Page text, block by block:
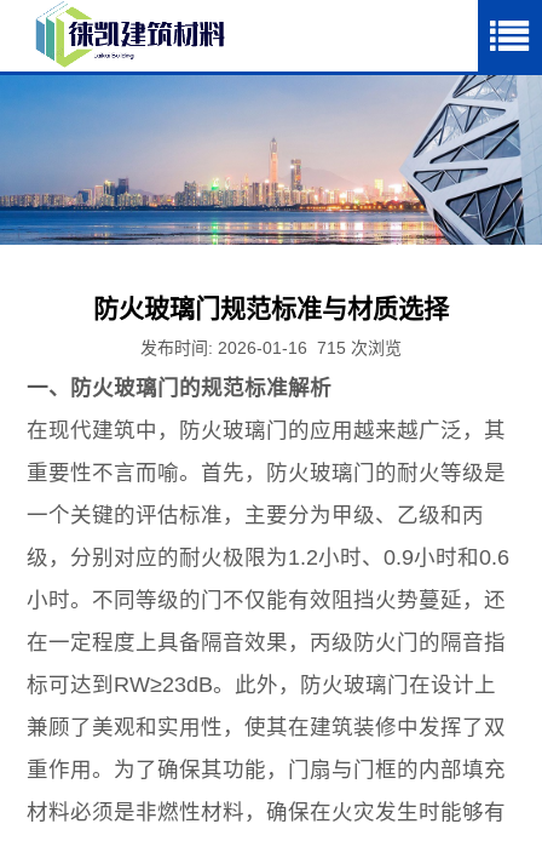
防火玻璃门规范标准与材质选择
发布时间: 2026-01-16 715 次浏览
一、防火玻璃门的规范标准解析
在现代建筑中，防火玻璃门的应用越来越广泛，其
重要性不言而喻。首先，防火玻璃门的耐火等级是
一个关键的评估标准，主要分为甲级、乙级和丙
级，分别对应的耐火极限为1.2小时、0.9小时和0.6
小时。不同等级的门不仅能有效阻挡火势蔓延，还
在一定程度上具备隔音效果，丙级防火门的隔音指
标可达到RW≥23dB。此外，防火玻璃门在设计上
兼顾了美观和实用性，使其在建筑装修中发挥了双
重作用。为了确保其功能，门扇与门框的内部填充
材料必须是非燃性材料，确保在火灾发生时能够有